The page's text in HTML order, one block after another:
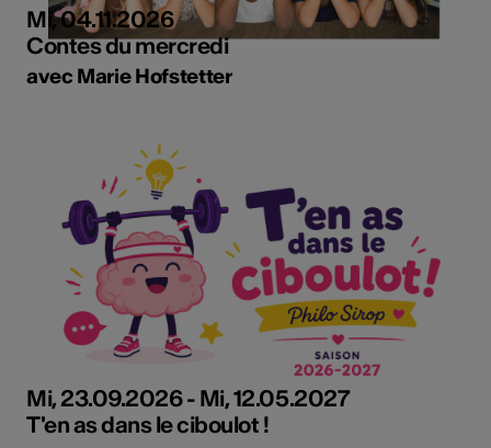
Mi, 04.11.2026
Contes du mercredi
avec Marie Hofstetter
Mi, 23.09.2026 - Mi, 12.05.2027
T'en as dans le ciboulot !